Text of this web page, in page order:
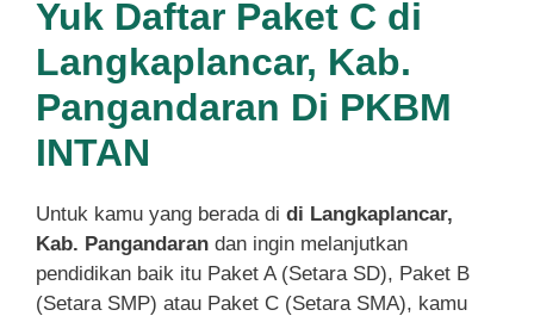
Yuk Daftar Paket C di
Langkaplancar, Kab.
Pangandaran Di PKBM
INTAN
Untuk kamu yang berada di di Langkaplancar,
Kab. Pangandaran dan ingin melanjutkan
pendidikan baik itu Paket A (Setara SD), Paket B
(Setara SMP) atau Paket C (Setara SMA), kamu